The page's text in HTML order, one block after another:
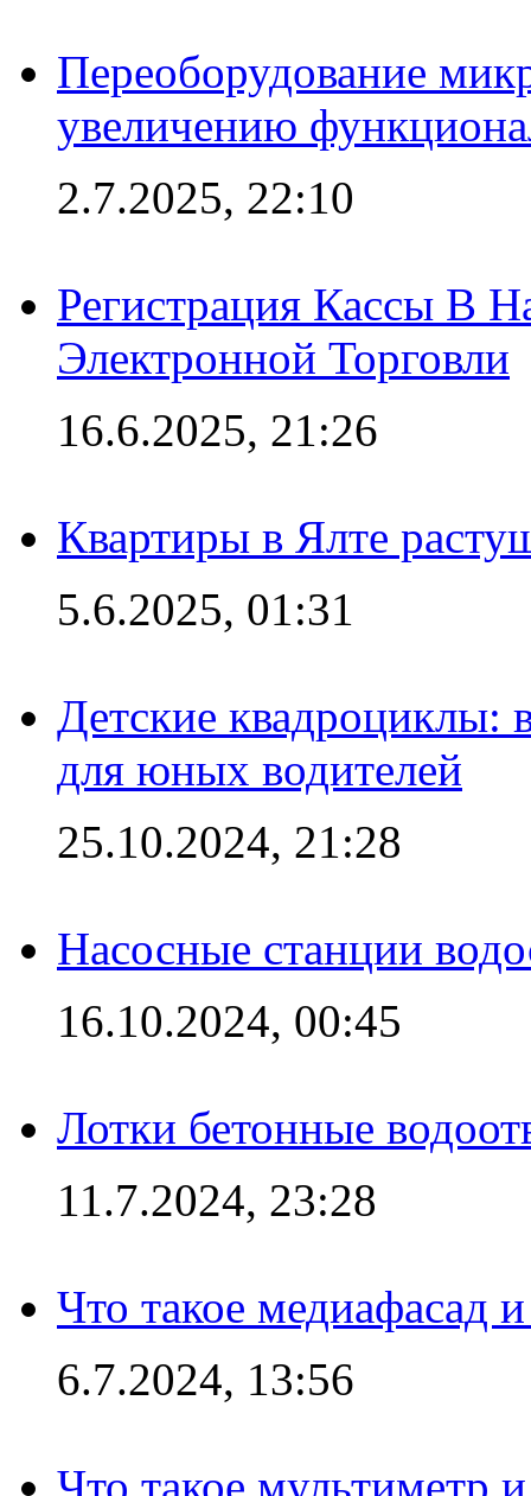
Переоборудование
увеличению
2.7.2025, 22:10
Регистрация Кассы В
Электронной Торговли
16.6.2025, 21:26
Квартиры в Ялте
5.6.2025, 01:31
Детские квадроциклы:
для юных водителей
25.10.2024, 21:28
Насосные станции
16.10.2024, 00:45
Лотки бетонные
11.7.2024, 23:28
Что такое медиафасад
6.7.2024, 13:56
Что такое мультиметр